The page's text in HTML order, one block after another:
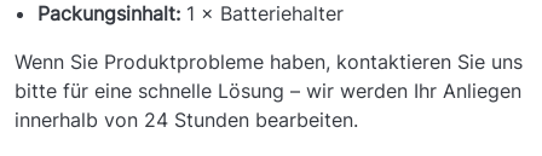
Packungsinhalt: 1 × Batteriehalter
Wenn Sie Produktprobleme haben, kontaktieren Sie uns
bitte für eine schnelle Lösung – wir werden Ihr Anliegen
innerhalb von 24 Stunden bearbeiten.